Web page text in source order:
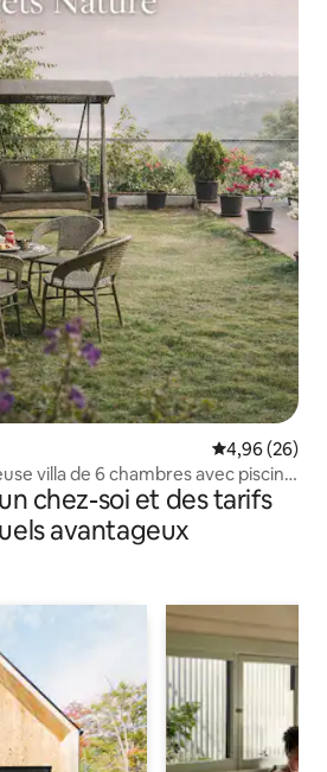
Évaluation
4,96 (26)
villa de 6 chambres avec piscine
chez-soi et des tarifs
avantageux